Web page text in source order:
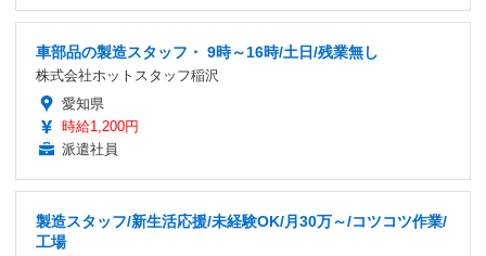
車部品の製造スタッフ・ 9時～16時/土日/残業無し
株式会社ホットスタッフ稲沢
愛知県
時給1,200円
派遣社員
製造スタッフ/新生活応援/未経験OK/月30万～/コツコツ作業/
工場